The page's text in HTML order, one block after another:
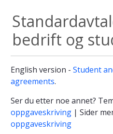
bedrift og
English version - Student
agreements.
Ser du etter noe annet?
oppgaveskriving | Sider
oppgaveskriving